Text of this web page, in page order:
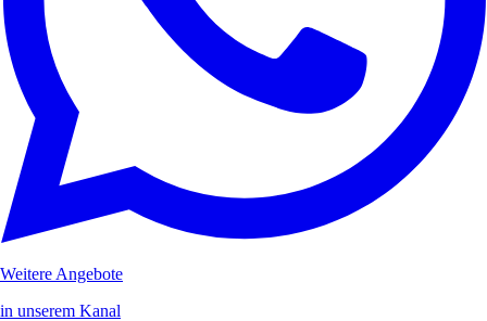
Weitere Angebote
in unserem Kanal